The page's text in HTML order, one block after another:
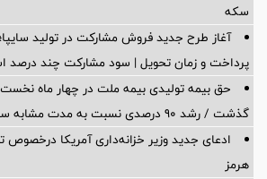
سکه
آغاز طرح جدید فروش مشارکت در تولید
پرداخت و زمان تحویل | سود مشارکت چند
گذشت / رشد 90 درصدی نسبت به مدت مشابه سال گذشته
ادعای جدید وزیر خزانه‌داری آمریکا درخصوص
هرمز